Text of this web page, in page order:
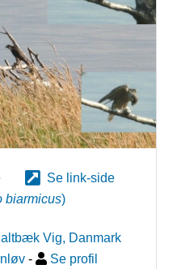
Se link-side
biarmicus)
Vig, Danmark
- Se profil